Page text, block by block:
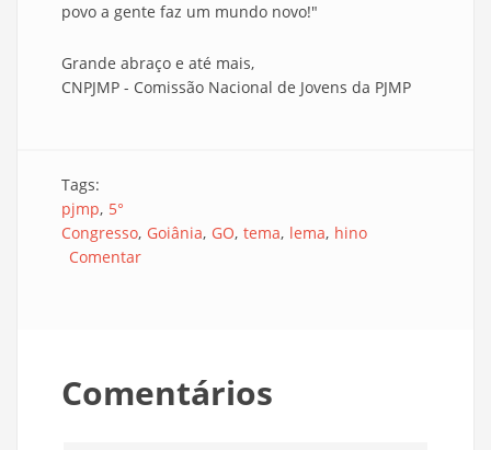
povo a gente faz um mundo novo!"
Grande abraço e até mais,
CNPJMP - Comissão Nacional de Jovens da PJMP
Tags:
pjmp 5°
Congresso Goiânia GO tema lema hino
Comentar
Comentários